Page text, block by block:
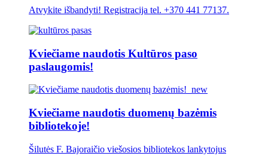
Atvykite išbandyti! Registracija tel. +370 441 77137.
Kviečiame naudotis Kultūros paso
paslaugomis!
Kviečiame naudotis duomenų bazėmis
bibliotekoje!
Šilutės F. Bajoraičio viešosios bibliotekos lankytojus